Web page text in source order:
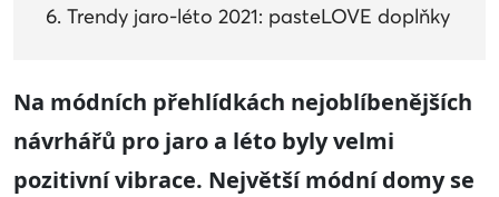
Trendy jaro-léto 2021: pasteLOVE doplňky
Na módních přehlídkách nejoblíbenějších
návrhářů pro jaro a léto byly velmi
pozitivní vibrace. Největší módní domy se